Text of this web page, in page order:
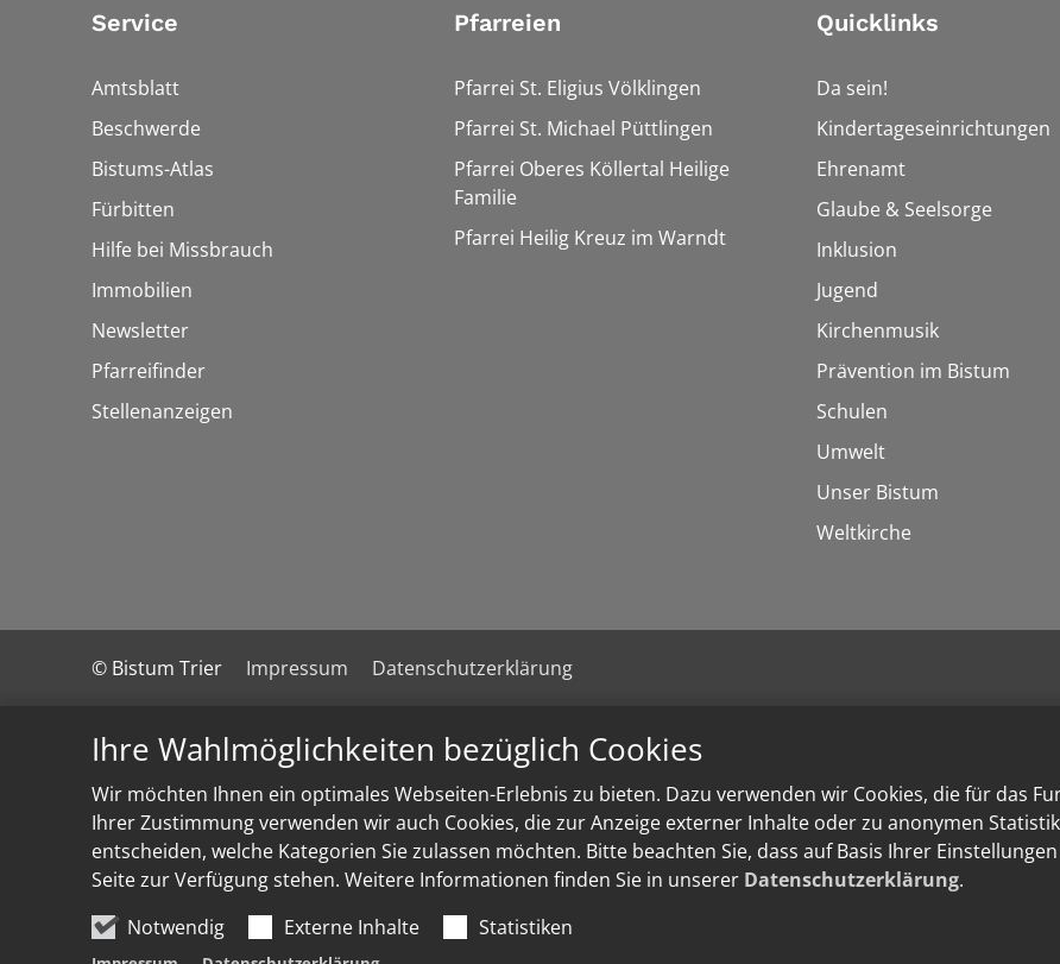
Ihre Wahlmöglichkeiten bezüglich Cookies
Wir möchten Ihnen ein optimales Webseiten-Erlebnis zu bieten. Dazu verwenden wir Cookies, die für das
Ihrer Zustimmung verwenden wir auch Cookies, die zur Anzeige externer Inhalte oder zu anonymen
entscheiden, welche Kategorien Sie zulassen möchten. Bitte beachten Sie, dass auf Basis Ihrer
Seite zur Verfügung stehen. Weitere Informationen finden Sie in unserer Datenschutzerklärung.
Notwendig
Externe Inhalte Statistiken
Service
Amtsblatt
Beschwerde
Bistums-Atlas
Fürbitten
Hilfe bei Missbrauch
Immobilien
Newsletter
Pfarreifinder
Stellenanzeigen
Pfarreien
Pfarrei St. Eligius Völklingen
Pfarrei St. Michael Püttlingen
Pfarrei Oberes Köllertal Heilige
Familie
Pfarrei Heilig Kreuz im Warndt
Quicklinks
Da sein!
Kindertageseinrichtungen
Ehrenamt
Glaube & Seelsorge
Inklusion
Jugend
Kirchenmusik
Prävention im Bistum
Schulen
Umwelt
Unser Bistum
Weltkirche
© Bistum Trier Impressum Datenschutzerklärung